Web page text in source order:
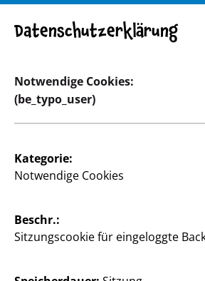
Datenschutzerklärung
Notwendige Cookies:
(be_typo_user)
Kategorie:
Notwendige Cookies
Beschr.:
Sitzungscookie für eingeloggte